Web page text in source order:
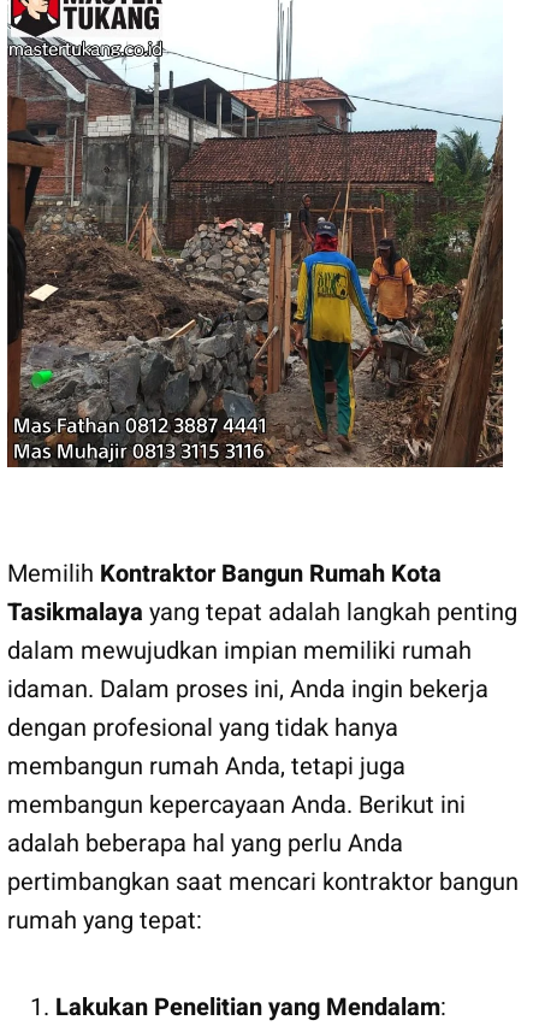
Memilih Kontraktor Bangun Rumah Kota
Tasikmalaya yang tepat adalah langkah penting
dalam mewujudkan impian memiliki rumah
idaman. Dalam proses ini, Anda ingin bekerja
dengan profesional yang tidak hanya
membangun rumah Anda, tetapi juga
membangun kepercayaan Anda. Berikut ini
adalah beberapa hal yang perlu Anda
pertimbangkan saat mencari kontraktor bangun
rumah yang tepat:
Lakukan Penelitian yang Mendalam: